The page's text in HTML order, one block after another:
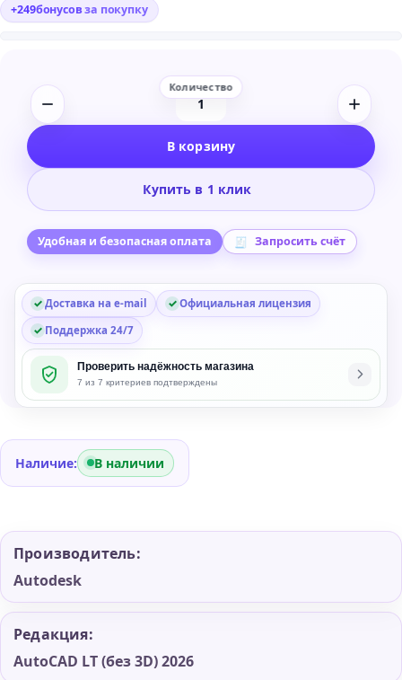
+249бонусовза покупку
Количество
Autodesk
LT
3D)
В корзину
Купить в 1 клик
Удобная и безопасная оплата Запросить счёт
Доставка на e-mail
Официальная лицензия
Поддержка 24/7
Проверить надёжность магазина
7 из 7 критериев подтверждены
Наличие: В наличии
Производитель:
Autodesk
Редакция:
AutoCAD LT (без 3D) 2026